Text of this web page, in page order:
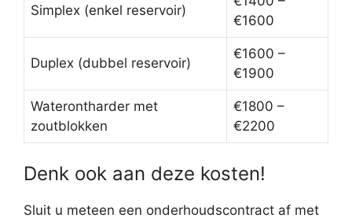
Simplex (enkel reservoir)
€1600
Duplex (dubbel reservoir)
€1600 –
€1900
Waterontharder met
zoutblokken
€1800 –
€2200
Denk ook aan deze kosten!
Sluit u meteen een onderhoudscontract af met